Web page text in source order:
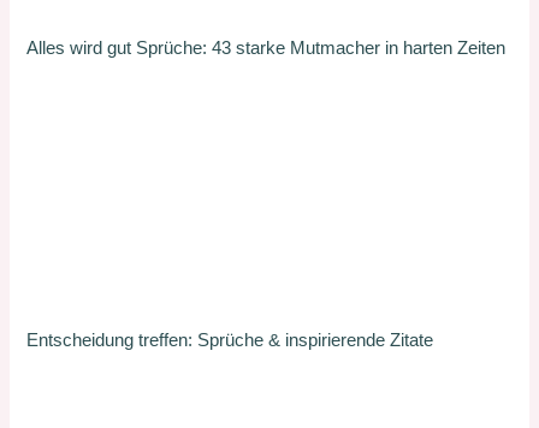
Alles wird gut Sprüche: 43 starke Mutmacher in harten Zeiten
Entscheidung treffen: Sprüche & inspirierende Zitate